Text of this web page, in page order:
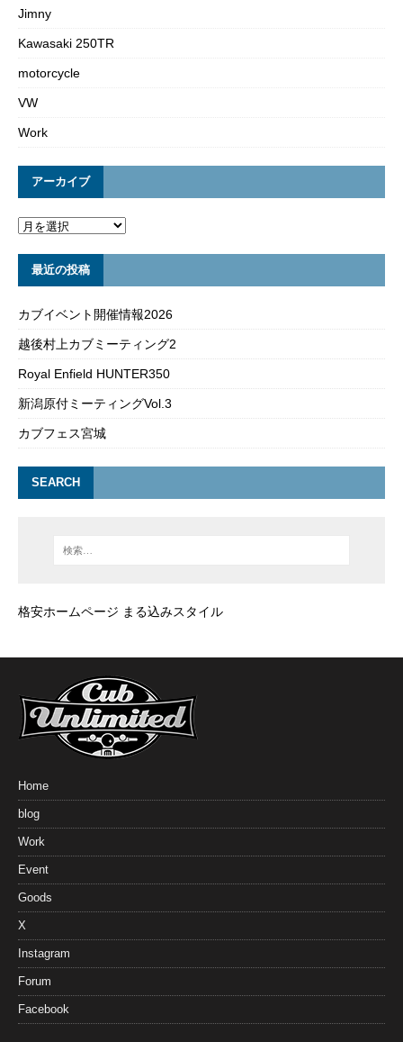
Jimny
Kawasaki 250TR
motorcycle
VW
Work
アーカイブ
最近の投稿
カブイベント開催情報2026
越後村上カブミーティング2
Royal Enfield HUNTER350
新潟原付ミーティングVol.3
カブフェス宮城
SEARCH
格安ホームページ まる込みスタイル
Home
blog
Work
Event
Goods
X
Instagram
Forum
Facebook